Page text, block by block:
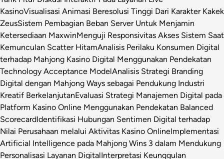
KasinoVisualisasi Animasi Beresolusi Tinggi Dari Karakter Kakek
ZeusSistem Pembagian Beban Server Untuk Menjamin
Ketersediaan MaxwinMenguji Responsivitas Akses Sistem Saat
Kemunculan Scatter HitamAnalisis Perilaku Konsumen Digital
terhadap Mahjong Kasino Digital Menggunakan Pendekatan
Technology Acceptance ModelAnalisis Strategi Branding
Digital dengan Mahjong Ways sebagai Pendukung Industri
Kreatif BerkelanjutanEvaluasi Strategi Manajemen Digital pada
Platform Kasino Online Menggunakan Pendekatan Balanced
ScorecardIdentifikasi Hubungan Sentimen Digital terhadap
Nilai Perusahaan melalui Aktivitas Kasino OnlineImplementasi
Artificial Intelligence pada Mahjong Wins 3 dalam Mendukung
Personalisasi Layanan DigitalInterpretasi Keunggulan